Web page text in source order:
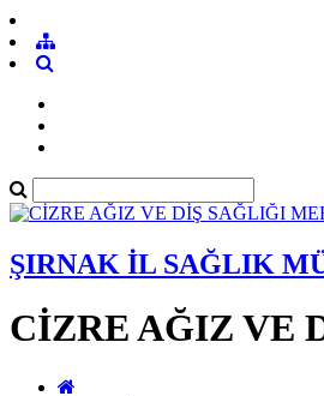
ŞIRNAK İL SAĞLIK
CİZRE AĞIZ VE